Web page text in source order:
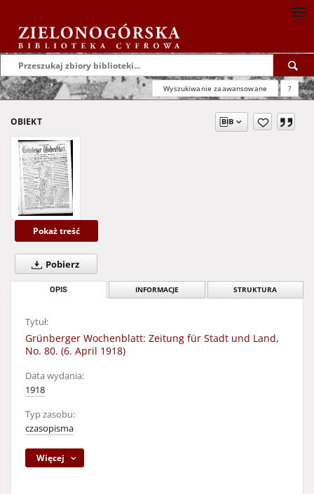
Wyszukiwanie zaawansowane ?
OBIEKT
Pokaż treść
Pobierz
OPIS INFORMACJE STRUKTURA
Tytuł:
Grünberger Wochenblatt: Zeitung für Stadt und Land,
No. 80. (6. April 1918)
Data wydania:
1918
Typ zasobu:
czasopisma
Więcej